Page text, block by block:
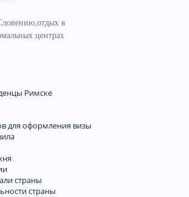
в
центрах
Римске
для оформления визы
страны
страны